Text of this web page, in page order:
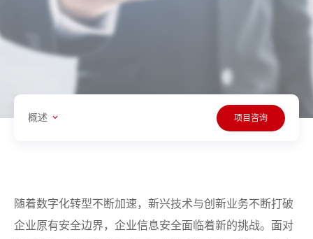
概述 项目咨询
随着数字化转型不断加速，新兴技术与创新业务不断打破
企业原有安全边界，企业信息安全面临着新的挑战。面对